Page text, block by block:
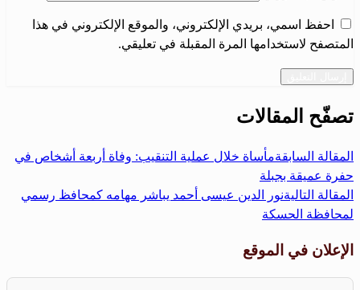
احفظ اسمي، بريدي الإلكتروني، والموقع الإلكتروني في هذا
المتصفح لاستخدامها المرة المقبلة في تعليقي.
تصفّح المقالات
المقالة السابقةمأساة خلال عملية التنقيب: وفاة أربعة أشخاص في
حفرة عميقة بجبلة
المقالة التاليةنور الدين عيسى أحمد يباشر مهامه كمحافظ رسمي
لمحافظة الحسكة
الإعلان في الموقع